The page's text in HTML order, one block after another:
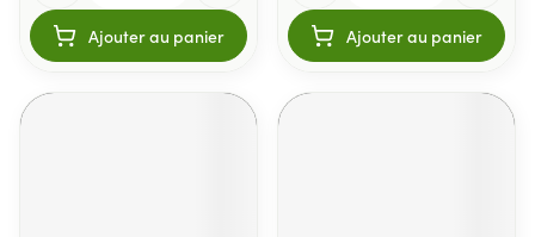
Ajouter au panier Ajouter au panier